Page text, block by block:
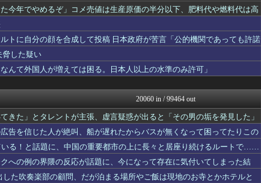
おーるじゃんる
が絶叫、船が遅れたか...
U-1 NEWS.
に私の責任で戻す」...
watch＠２ちゃんねる
く親しくないのに2...
痛いニュース(ﾉ∀`)
ら高く
常識的に考えた
ぞ！」→4億千万円騙...
投資ちゃんねる
閉鎖で。直営する意味...
オレ的ゲーム速報＠刃
自認
みそパンNEWS
ふぇー速
保守速報
撼
モッコスヌ〜ン
、衛生管理に批判殺到...
国難にあってもの申す！！
県民対象アンケート『...
もえるあじあ(･∀･)
ふぇー速
まとめたニュース
今年でやめるぞ」コメ売値は生産原価の半分以下、肥料代や燃料代は高
トに自分の顔を合成して投稿 日本政府が苦言「公的機関であっても許諾
脅した疑い
んて外国人が増えては困る。日本人以上の水準のみ許可」
20060 in / 99464 out
きた」とタレントが主張、虚言疑惑が出ると「その男の垢を発見した」
告を信じた人が絶叫、船が遅れたからバスが無くなって困ってたりこの
る！と話題に、中国の重要都市の上に長々と居座り続けるルートで……
への例の界隈の反応が話題に、今になって存在に気付いてしまった結
た吹奏楽部の顧問、だが泊まる場所やご飯は現地のお寺とかホテルと